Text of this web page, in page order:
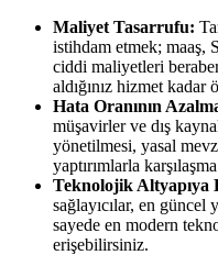
Maliyet Tasarrufu:
istihdam etmek; maaş,
ciddi maliyetleri
aldığınız hizmet kadar
Hata Oranının
müşavirler ve dış
yönetilmesi, yasal
yaptırımlarla
Teknolojik Altyapıya
sağlayıcılar, en güncel
sayede en modern
erişebilirsiniz.